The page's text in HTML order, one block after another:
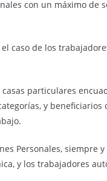
con un máximo de
caso de los
particulares
y beneficiarios
Personales, siempre
y los trabajadores